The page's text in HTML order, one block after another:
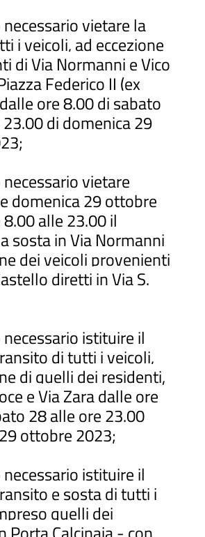
necessario vietare la
i veicoli, ad eccezione
di Via Normanni e Vico
Federico II (ex
ore 8.00 di sabato
di domenica 29
necessario vietare
domenica 29 ottobre
alle 23.00 il
sosta in Via Normanni
dei veicoli provenienti
diretti in Via S.
necessario istituire il
di tutti i veicoli,
di quelli dei residenti,
e Via Zara dalle ore
28 alle ore 23.00
ottobre 2023;
necessario istituire il
e sosta di tutti i
quelli dei